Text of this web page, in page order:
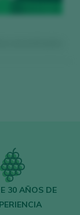
al
vinos
30 AÑOS DE